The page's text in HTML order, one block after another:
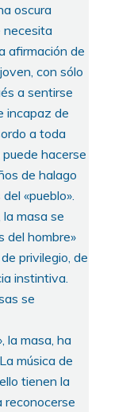
oscura
necesita
afirmación de
con sólo
a sentirse
incapaz de
a toda
hacerse
de halago
«pueblo».
masa se
del hombre»
privilegio, de
instintiva.
se
la masa, ha
música de
tienen la
reconocerse